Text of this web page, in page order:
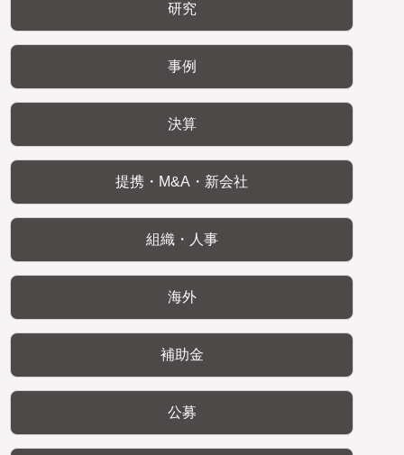
研究
事例
決算
提携・M&A・新会社
組織・人事
海外
補助金
公募